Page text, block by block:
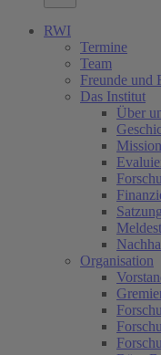
RWI
Termine
Team
Freunde und
Das Institut
Über
Satzung
Organisation